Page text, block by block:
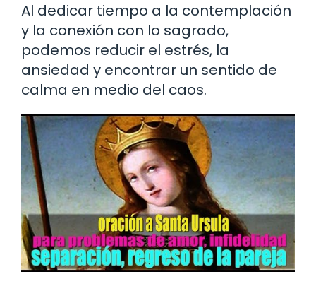
Al dedicar tiempo a la contemplación
y la conexión con lo sagrado,
podemos reducir el estrés, la
ansiedad y encontrar un sentido de
calma en medio del caos.